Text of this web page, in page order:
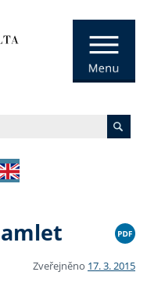
Zveřejněno 17. 3. 2015